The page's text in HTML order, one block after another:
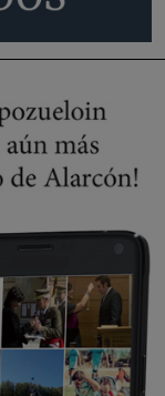
de la …
de la …
como si se van
de la …